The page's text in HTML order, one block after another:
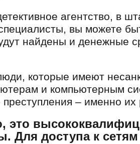
агентство, в
вы можете
найдены и денежные
которые имеют
и компьютерным
– именно их
это
Для доступа к